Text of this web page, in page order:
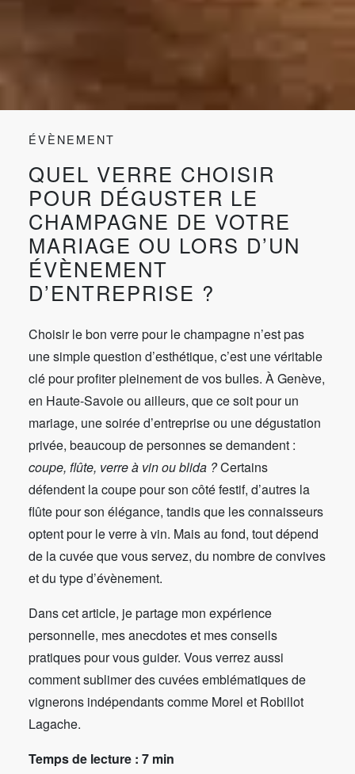
ÉVÈNEMENT
QUEL VERRE CHOISIR
POUR DÉGUSTER LE
CHAMPAGNE DE VOTRE
MARIAGE OU LORS D’UN
ÉVÈNEMENT
D’ENTREPRISE ?
Choisir le bon verre pour le champagne n’est pas
une simple question d’esthétique, c’est une véritable
clé pour profiter pleinement de vos bulles. À Genève,
en Haute-Savoie ou ailleurs, que ce soit pour un
mariage, une soirée d’entreprise ou une dégustation
privée, beaucoup de personnes se demandent :
coupe, flûte, verre à vin ou blida ?Certains
défendent la coupe pour son côté festif, d’autres la
flûte pour son élégance, tandis que les connaisseurs
optent pour le verre à vin. Mais au fond, tout dépend
de la cuvée que vous servez, du nombre de convives
et du type d’évènement.
Dans cet article, je partage mon expérience
personnelle, mes anecdotes et mes conseils
pratiques pour vous guider. Vous verrez aussi
comment sublimer des cuvées emblématiques de
vignerons indépendants comme Morel et Robillot
Lagache.
Temps de lecture : 7 min